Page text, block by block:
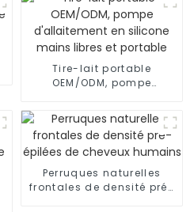
Tire-lait portable
OEM/ODM, pompe
mains libres et portable
Perruques naturelles
frontales de densité pré-